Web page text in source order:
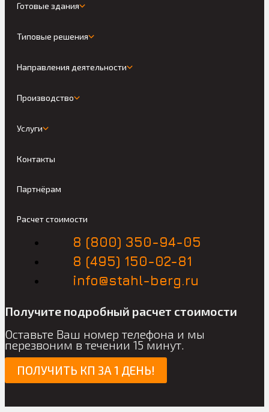
Готовые здания
Типовые решения
Направления деятельности
Производство
Услуги
Контакты
Партнёрам
Расчет стоимости
8 (800) 350-94-05
8 (495) 150-02-81
info@stahl-berg.ru
Получите подробный расчет стоимости
Оставьте Ваш номер телефона и мы
перезвоним в течении 15 минут.
ПОЛУЧИТЬ КП ЗА 1 ДЕНЬ!